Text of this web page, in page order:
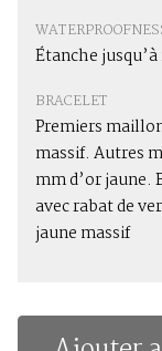
Étanche jusqu’à
BRACELET
Premiers
massif. Autres
mm d’or jaune.
avec rabat de
jaune massif